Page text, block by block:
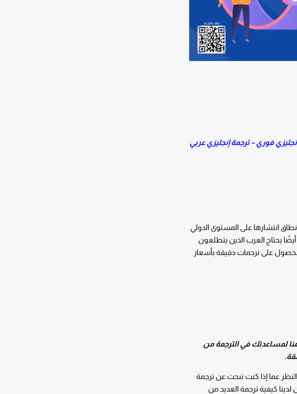
فوري – ترجمة إنجليزي عربي
نطاق انتشارها على المستوى الدولي
يحتاج العرب الذين يتطلعون
على ترجمات دقيقة بأسعار
لمساعدتك في الترجمة من
عما إذا كنت تبحث عن ترجمة
كيفية ترجمة العديد من